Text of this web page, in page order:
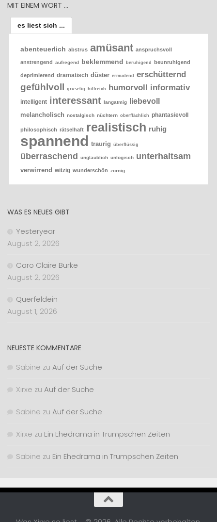
MIT EINEM WORT …
es liest sich ...
abenteuerlich abstrus amüsant anspruchsvoll
anstrengend aufregend beklemmend beruhigend beunruhigend
deprimierend dramatisch düster ermüdend erschütternd
gefühlvoll gruselig hilfreich humorvoll informativ
intelligent interessant langatmig liebevoll
melancholisch nostalgisch nüchtern oberflächlich phantasievoll
philosophisch rätselhaft realistisch ruhig
spannend traurig überflüssig
überraschend unglaublich unlogisch unterhaltsam
verwirrend witzig wunderschön zornig
WAS ES NEUES GIBT
Yesteryear
August 2, 2026
Caro Claire Burke
August 2, 2026
Querfeldein
August 1, 2026
NEUESTE KOMMENTARE
Sabine zu Auf der Suche
Xirxe zu Auf der Suche
Sabine zu Auf der Suche
Xirxe zu Ein Ehedrama in Trumpschen Zeiten
Sabine zu Ein Ehedrama in Trumpschen Zeiten